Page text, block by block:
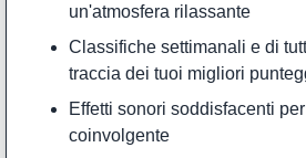
un'atmosfera rilassante
Classifiche settimanali e di
traccia dei tuoi migliori
Effetti sonori soddisfacenti
coinvolgente